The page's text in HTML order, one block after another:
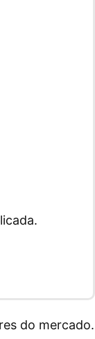
do mercado.